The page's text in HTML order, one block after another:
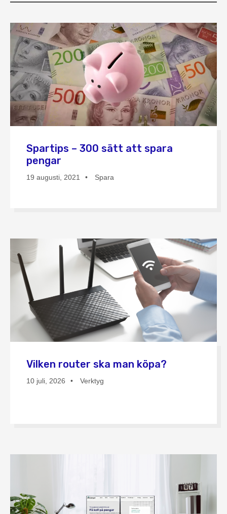
Spartips – 300 sätt att spara
pengar
19 augusti, 2021 Spara
Vilken router ska man köpa?
10 juli, 2026 Verktyg